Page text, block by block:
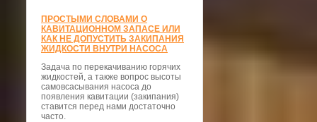
ПРОСТЫМИ СЛОВАМИ О
КАВИТАЦИОННОМ ЗАПАСЕ ИЛИ
КАК НЕ ДОПУСТИТЬ ЗАКИПАНИЯ
ЖИДКОСТИ ВНУТРИ НАСОСА
Задача по перекачиванию горячих
жидкостей, а также вопрос высоты
самовсасывания насоса до
появления кавитации (закипания)
ставится перед нами достаточно
часто.